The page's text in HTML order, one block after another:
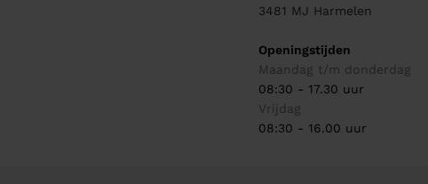
3481 MJ Harmelen
Openingstijden
Maandag t/m donderdag
08:30 - 17.30 uur
Vrijdag
08:30 - 16.00 uur